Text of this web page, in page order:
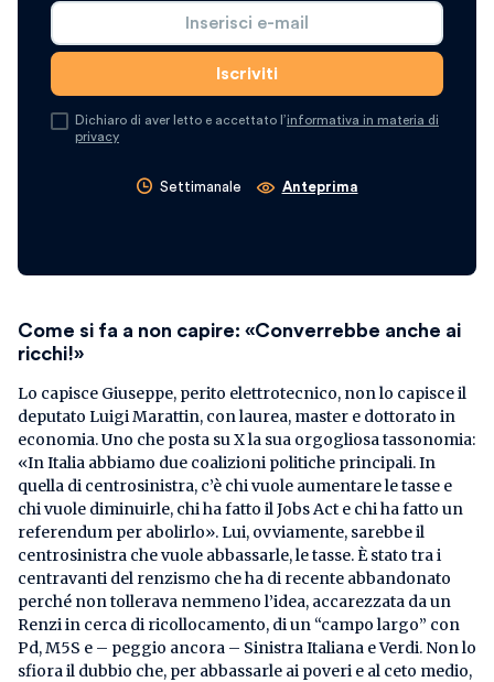
Dichiaro di aver letto e accettato l’informativa in materia di
privacy
Settimanale Anteprima
Come si fa a non capire: «Converrebbe anche ai
ricchi!»
Lo capisce Giuseppe, perito elettrotecnico, non lo capisce il
deputato Luigi Marattin, con laurea, master e dottorato in
economia. Uno che posta su X la sua orgogliosa tassonomia:
«In Italia abbiamo due coalizioni politiche principali. In
quella di centrosinistra, c’è chi vuole aumentare le tasse e
chi vuole diminuirle, chi ha fatto il Jobs Act e chi ha fatto un
referendum per abolirlo». Lui, ovviamente, sarebbe il
centrosinistra che vuole abbassarle, le tasse. È stato tra i
centravanti del renzismo che ha di recente abbandonato
perché non tollerava nemmeno l’idea, accarezzata da un
Renzi in cerca di ricollocamento, di un “campo largo” con
Pd, M5S e – peggio ancora – Sinistra Italiana e Verdi. Non lo
sfiora il dubbio che, per abbassarle ai poveri e al ceto medio,